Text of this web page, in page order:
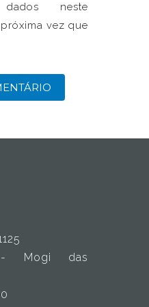
neste
vez que
Mogi das